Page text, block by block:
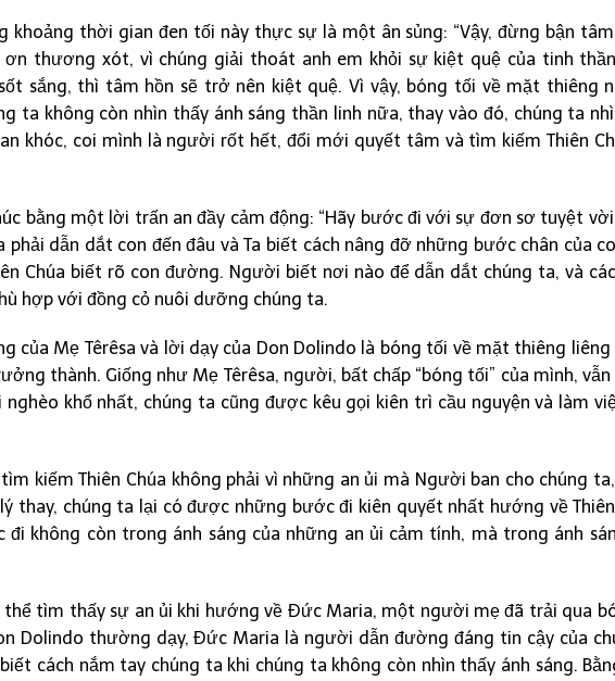
khoảng thời gian đen tối này thực sự là một ân sủng: “Vậy, đừng bận
thương xót, vì chúng giải thoát anh em khỏi sự kiệt quệ của tinh
sắng, thì tâm hồn sẽ trở nên kiệt quệ. Vì vậy, bóng tối về mặt thiêng
ta không còn nhìn thấy ánh sáng thần linh nữa, thay vào đó, chúng ta
khóc, coi mình là người rốt hết, đổi mới quyết tâm và tìm kiếm Thiên
bằng một lời trấn an đầy cảm động: “Hãy bước đi với sự đơn sơ tuyệt
phải dẫn dắt con đến đâu và Ta biết cách nâng đỡ những bước chân của
Chúa biết rõ con đường. Người biết nơi nào để dẫn dắt chúng ta, và
hợp với đồng cỏ nuôi dưỡng chúng ta.
của Mẹ Têrêsa và lời dạy của Don Dolindo là bóng tối về mặt thiêng liêng
thành. Giống như Mẹ Têrêsa, người, bất chấp “bóng tối” của mình, vẫn
khổ nhất, chúng ta cũng được kêu gọi kiên trì cầu nguyện và làm
kiếm Thiên Chúa không phải vì những an ủi mà Người ban cho chúng
thay, chúng ta lại có được những bước đi kiên quyết nhất hướng về Thiên
đi không còn trong ánh sáng của những an ủi cảm tính, mà trong ánh
thể tìm thấy sự an ủi khi hướng về Đức Maria, một người mẹ đã trải qua
Dolindo thường dạy, Đức Maria là người dẫn đường đáng tin cậy của
cách nắm tay chúng ta khi chúng ta không còn nhìn thấy ánh sáng.